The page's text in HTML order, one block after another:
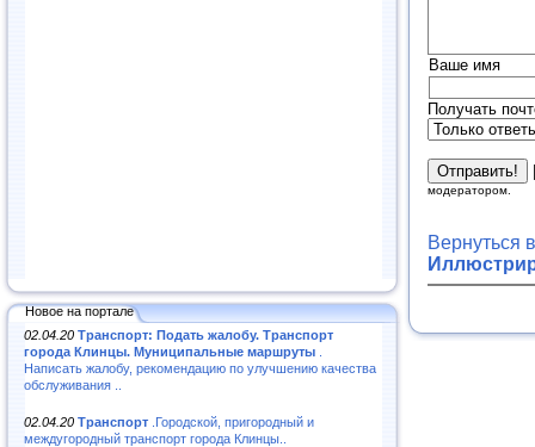
Новое на портале
02.04.20 Транспорт: Подать жалобу. Транспорт
города Клинцы. Муниципальные маршруты
Написать жалобу, рекомендацию по улучшению качества
обслуживания ..
02.04.20 Транспорт .Городской, пригородный и
междугородный транспорт города Клинцы..
Ваше имя
Получать
модератором.
Вернуться